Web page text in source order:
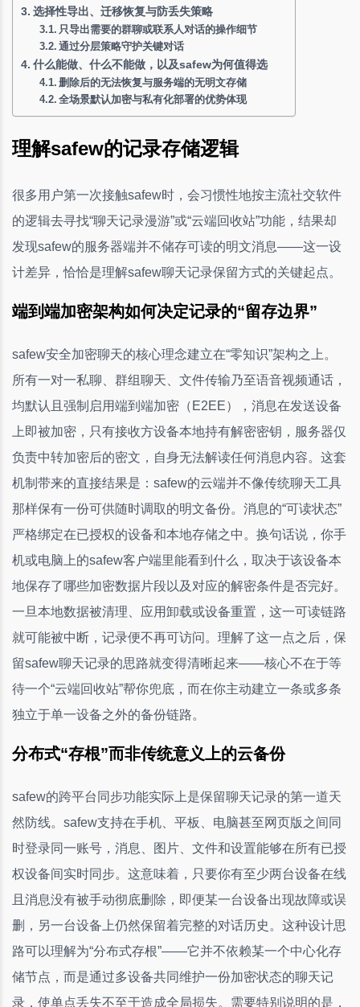
选择性导出、迁移恢复与防丢失策略
只导出需要的群聊或联系人对话的操作细节
通过分层策略守护关键对话
什么能做、什么不能做，以及safew为何值得选
删除后的无法恢复与服务端的无明文存储
全场景默认加密与私有化部署的优势体现
理解safew的记录存储逻辑
很多用户第一次接触safew时，会习惯性地按主流社交软件
的逻辑去寻找“聊天记录漫游”或“云端回收站”功能，结果却
发现safew的服务器端并不储存可读的明文消息——这一设
计差异，恰恰是理解safew聊天记录保留方式的关键起点。
端到端加密架构如何决定记录的“留存边界”
safew安全加密聊天的核心理念建立在“零知识”架构之上。
所有一对一私聊、群组聊天、文件传输乃至语音视频通话，
均默认且强制启用端到端加密（E2EE），消息在发送设备
上即被加密，只有接收方设备本地持有解密密钥，服务器仅
负责中转加密后的密文，自身无法解读任何消息内容。这套
机制带来的直接结果是：safew的云端并不像传统聊天工具
那样保有一份可供随时调取的明文备份。消息的“可读状态”
严格绑定在已授权的设备和本地存储之中。换句话说，你手
机或电脑上的safew客户端里能看到什么，取决于该设备本
地保存了哪些加密数据片段以及对应的解密条件是否完好。
一旦本地数据被清理、应用卸载或设备重置，这一可读链路
就可能被中断，记录便不再可访问。理解了这一点之后，保
留safew聊天记录的思路就变得清晰起来——核心不在于等
待一个“云端回收站”帮你兜底，而在你主动建立一条或多条
独立于单一设备之外的备份链路。
分布式“存根”而非传统意义上的云备份
safew的跨平台同步功能实际上是保留聊天记录的第一道天
然防线。safew支持在手机、平板、电脑甚至网页版之间同
时登录同一账号，消息、图片、文件和设置能够在所有已授
权设备间实时同步。这意味着，只要你有至少两台设备在线
且消息没有被手动彻底删除，即便某一台设备出现故障或误
删，另一台设备上仍然保留着完整的对话历史。这种设计思
路可以理解为“分布式存根”——它并不依赖某一个中心化存
储节点，而是通过多设备共同维护一份加密状态的聊天记
录，使单点丢失不至于造成全局损失。需要特别说明的是，